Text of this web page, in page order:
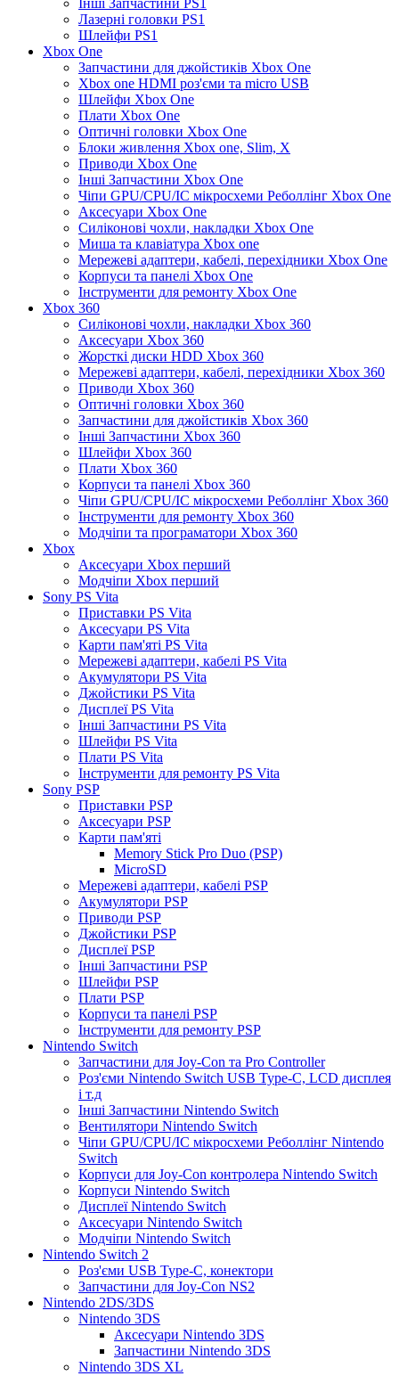
Лазерні головки PS1
Шлейфи PS1
Xbox One
Запчастини для джойстиків Xbox One
Xbox one HDMI роз'єми та micro USB
Шлейфи Xbox One
Плати Xbox One
Оптичні головки Xbox One
Блоки живлення Xbox one, Slim, X
Приводи Xbox One
Інші Запчастини Xbox One
Чіпи GPU/CPU/IC мікросхеми Реболлінг Xbox One
Аксесуари Xbox One
Силіконові чохли, накладки Xbox One
Миша та клавіатура Xbox one
Мережеві адаптери, кабелі, перехідники Xbox One
Корпуси та панелі Xbox One
Інструменти для ремонту Xbox One
Xbox 360
Силіконові чохли, накладки Xbox 360
Аксесуари Xbox 360
Жорсткі диски HDD Xbox 360
Мережеві адаптери, кабелі, перехідники Xbox 360
Приводи Xbox 360
Оптичні головки Xbox 360
Запчастини для джойстиків Xbox 360
Інші Запчастини Xbox 360
Шлейфи Xbox 360
Плати Xbox 360
Корпуси та панелі Xbox 360
Чіпи GPU/CPU/IC мікросхеми Реболлінг Xbox 360
Інструменти для ремонту Xbox 360
Модчіпи та програматори Xbox 360
Xbox
Аксесуари Xbox перший
Модчіпи Xbox перший
Sony PS Vita
Приставки PS Vita
Аксесуари PS Vita
Карти пам'яті PS Vita
Мережеві адаптери, кабелі PS Vita
Акумулятори PS Vita
Джойстики PS Vita
Дисплеї PS Vita
Інші Запчастини PS Vita
Шлейфи PS Vita
Плати PS Vita
Інструменти для ремонту PS Vita
Sony PSP
Приставки PSP
Аксесуари PSP
Карти пам'яті
Memory Stick Pro Duo (PSP)
MicroSD
Мережеві адаптери, кабелі PSP
Акумулятори PSP
Приводи PSP
Джойстики PSP
Дисплеї PSP
Інші Запчастини PSP
Шлейфи PSP
Плати PSP
Корпуси та панелі PSP
Інструменти для ремонту PSP
Nintendo Switch
Запчастини для Joy-Con та Pro Controller
Роз'єми Nintendo Switch USB Type-C, LCD дисплея
і т.д
Інші Запчастини Nintendo Switch
Вентилятори Nintendo Switch
Чіпи GPU/CPU/IC мікросхеми Реболлінг Nintendo
Switch
Корпуси для Joy-Con контролера Nintendo Switch
Корпуси Nintendo Switch
Дисплеї Nintendo Switch
Аксесуари Nintendo Switch
Модчіпи Nintendo Switch
Nintendo Switch 2
Роз'єми USB Type-C, конектори
Запчастини для Joy-Con NS2
Nintendo 2DS/3DS
Nintendo 3DS
Аксесуари Nintendo 3DS
Запчастини Nintendo 3DS
Nintendo 3DS XL